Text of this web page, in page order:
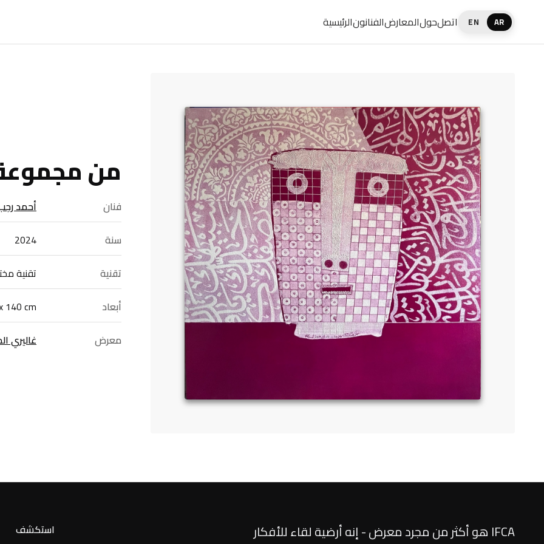
الرئيسيةالفنانونالمعارضحولاتصل EN AR
من
فنان
أحمد
سنة
2024
تقنية
تقنية
أبعاد
140 cm
معرض
غاليري
IFCA هو أكثر من مجرد معرض - إنه أرضية لقاء للأفكار
استكشف